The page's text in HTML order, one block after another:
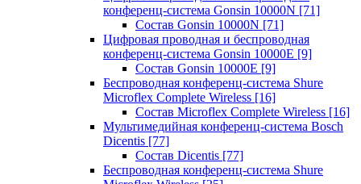
конференц-система Gonsin 10000N [71]
Состав Gonsin 10000N [71]
Цифровая проводная и беспроводная
конференц-система Gonsin 10000E [9]
Состав Gonsin 10000E [9]
Беспроводная конференц-система Shure
Microflex Complete Wireless [16]
Состав Microflex Complete Wireless [16]
Мультимедийная конференц-система Bosch
Dicentis [77]
Состав Dicentis [77]
Беспроводная конференц-система Shure